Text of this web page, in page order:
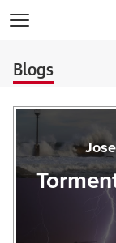
Blogs